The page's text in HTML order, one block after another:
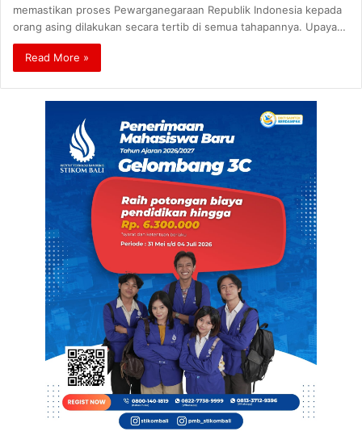
memastikan proses Pewarganegaraan Republik Indonesia kepada
orang asing dilakukan secara tertib di semua tahapannya. Upaya…
Read More »